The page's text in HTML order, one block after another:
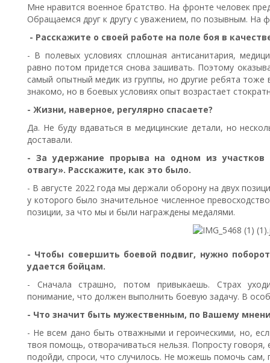
Мне нравится военное братство. На фронте человек
Обращаемся друг к другу с уважением, по позывным. На
- Расскажите о своей работе на поле боя в
- В полевых условиях сплошная антисанитария,
равно потом придется снова зашивать. Поэтому
самый опытный медик из группы, но другие ребята
знакомо, но в боевых условиях опыт возрастает
- Жизни, наверное, регулярно спасаете?
Да. Не буду вдаваться в медицинские детали, но
доставали.
- За удержание прорыва на одном из
отвагу». Расскажите, как это было.
- В августе 2022 года мы держали оборону на двух
у которого было значительное численное
позиции, за что мы и были награждены медалями.
- Чтобы совершить боевой подвиг, нужно
удается бойцам.
- Сначала страшно, потом привыкаешь. Страх
понимание, что должен выполнить боевую задачу. В
- Что значит быть мужественным, по Вашему
- Не всем дано быть отважными и героическими, но,
твоя помощь, отворачиваться нельзя. Попросту
подойди, спроси, что случилось. Не можешь помочь сам,